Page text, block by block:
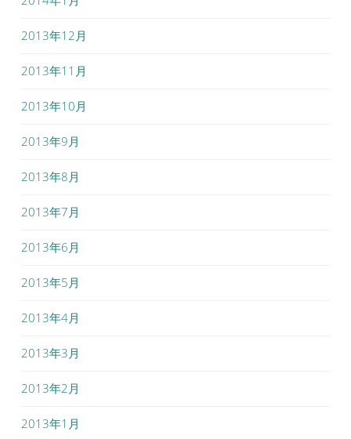
2013年12月
2013年11月
2013年10月
2013年9月
2013年8月
2013年7月
2013年6月
2013年5月
2013年4月
2013年3月
2013年2月
2013年1月